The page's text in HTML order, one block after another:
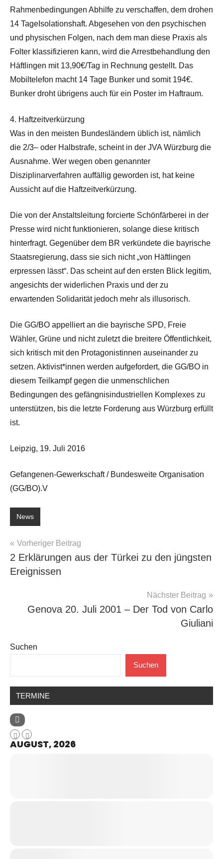
Rahmenbedingungen Abhilfe zu verschaffen, dem drohen
14 TageIsolationshaft. Abgesehen von den psychischen
und physischen Folgen, nach dem man diese Praxis als
Folter klassifizieren kann, wird die Arrestbehandlung den
Häftlingen mit 13,90€/Tag in Rechnung gestellt. Das
Mobiltelefon macht 14 Tage Bunker und somit 194€.
Bunker droht übrigens auch für ein Poster im Haftraum.
4. Haftzeitverkürzung
Was in den meisten Bundesländern üblich ist, nämlich
die 2/3– oder Halbstrafe, scheint in der JVA Würzburg die
Ausnahme. Wer wegen oben genannter
Disziplinarverfahren auffällig geworden ist, hat keine
Aussicht auf die Haftzeitverkürzung.
Die von der Anstaltsleitung forcierte Schönfärberei in der
Presse wird nicht funktionieren, solange diese kritisch
hinterfragt. Gegenüber dem BR verkündete die bayrische
Staatsregierung, dass sie sich nicht „von Häftlingen
erpressen lässt“. Das scheint auf den ersten Blick legitim,
angesichts der widerlichen Praxis und der zu
erwartenden Solidarität jedoch mehr als illusorisch.
Die GG/BO appelliert an die bayrische SPD, Freie
Wähler, Grüne und nicht zuletzt die breitere Öffentlichkeit,
sich kritisch mit den Protagonistinnen auseinander zu
setzen. Aktivist*innen werden aufgefordert, die GG/BO in
diesem Teilkampf gegen die unmenschlichen
Bedingungen des gefängnisindustriellen Komplexes zu
unterstützen, bis die letzte Forderung aus Würzburg erfüllt
ist.
Leipzig, 19. Juli 2016
Gefangenen-Gewerkschaft / Bundesweite Organisation
(GG/BO).V
News
Beitragsnavigation
Vorheriger Beitrag
2 Erklärungen aus der Türkei zu den jüngsten
Ereignissen
Nächster Beitrag
Genova 20. Juli 2001 – Der Tod von Carlo
Giuliani
Suchen
Suchen
TERMINE
AUGUST, 2026